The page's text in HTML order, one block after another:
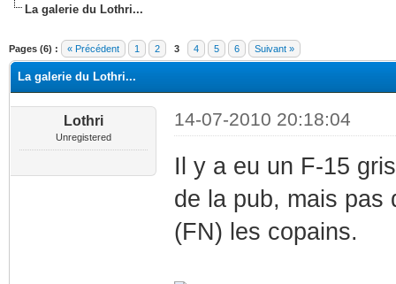
La galerie du Lothri...
Pages (6) : « Précédent 1 2 3 4 5 6 Suivant »
La galerie du Lothri...
Lothri
Unregistered
14-07-2010 20:18:04
Il y a eu un F-15
de la pub, mais pas
(FN) les copains.